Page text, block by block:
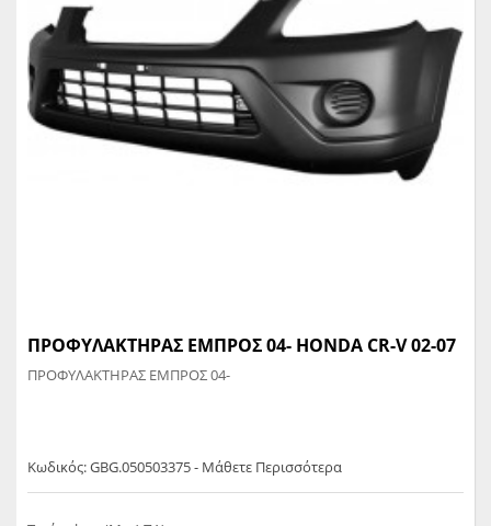
ΠΡΟΦΥΛΑΚΤΗΡΑΣ ΕΜΠΡΟΣ 04- HONDA CR-V 02-07
ΠΡΟΦΥΛΑΚΤΗΡΑΣ ΕΜΠΡΟΣ 04-
Κωδικός: GBG.050503375 - Μάθετε Περισσότερα